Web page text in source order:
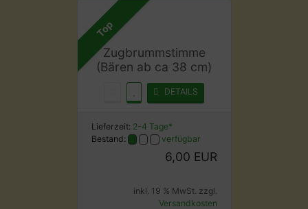
Top
Zugbrummstimme
(Bären ab ca 38 cm)
DETAILS
Lieferzeit: 2-4 Tage*
Bestand:
verfügbar
6,00 EUR
inkl. 19 % MwSt. zzgl.
Versandkosten